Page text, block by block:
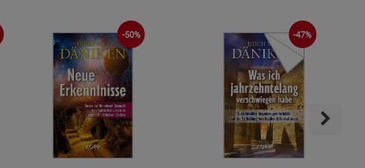
-50% -47%